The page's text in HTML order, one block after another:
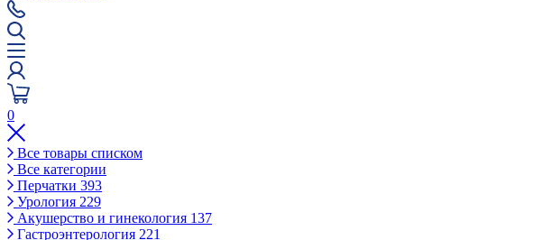
0
Все товары списком
Все категории
Перчатки 393
Урология 229
Акушерство и гинекология 137
Гастроэнтерология 221